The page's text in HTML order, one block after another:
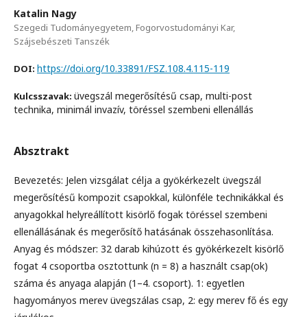
Katalin Nagy
Szegedi Tudományegyetem, Fogorvostudományi Kar,
Szájsebészeti Tanszék
DOI: https://doi.org/10.33891/FSZ.108.4.115-119
Kulcsszavak: üvegszál megerősítésű csap, multi-post
technika, minimál invazív, töréssel szembeni ellenállás
Absztrakt
Bevezetés: Jelen vizsgálat célja a gyökérkezelt üvegszál
megerősítésű kompozit csapokkal, különféle technikákkal és
anyagokkal helyreállított kisörlő fogak töréssel szembeni
ellenállásának és megerősítő hatásának összehasonlítása.
Anyag és módszer: 32 darab kihúzott és gyökérkezelt kisörlő
fogat 4 csoportba osztottunk (n = 8) a használt csap(ok)
száma és anyaga alapján (1–4. csoport). 1: egyetlen
hagyományos merev üvegszálas csap, 2: egy merev fő és egy